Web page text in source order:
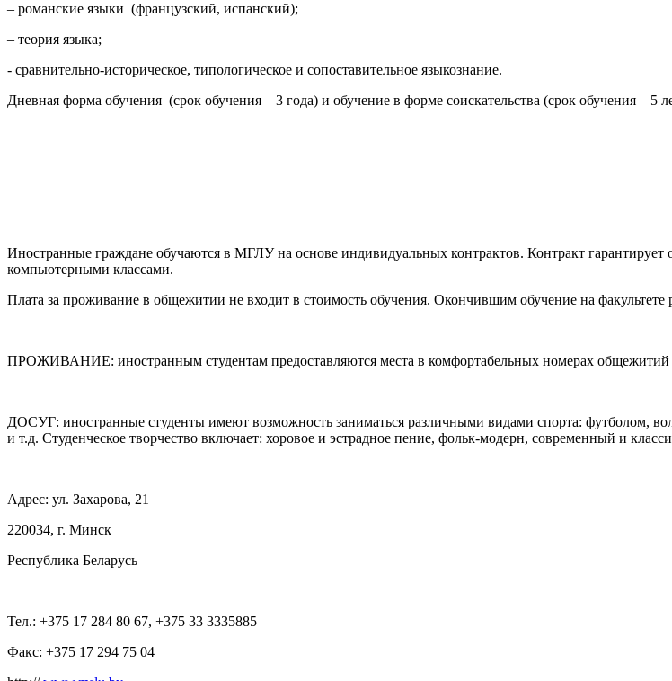
– романские языки (французский, испанский);
– теория языка;
- сравнительно-историческое, типологическое и сопоставительное языкознание.
Дневная форма обучения (срок обучения – 3 года) и обучение в форме соискательства (срок обучения – 5
Иностранные граждане обучаются в МГЛУ на основе индивидуальных контрактов. Контракт
компьютерными классами.
Плата за проживание в общежитии не входит в стоимость обучения. Окончившим обучение на факультете
ПРОЖИВАНИЕ: иностранным студентам предоставляются места в комфортабельных номерах общежитий
ДОСУГ: иностранные студенты имеют возможность заниматься различными видами спорта: футболом,
и т.д. Студенческое творчество включает: хоровое и эстрадное пение, фольк-модерн, современный и
Адрес: ул. Захарова, 21
220034, г. Минск
Республика Беларусь
Тел.: +375 17 284 80 67, +375 33 3335885
Факс: +375 17 294 75 04